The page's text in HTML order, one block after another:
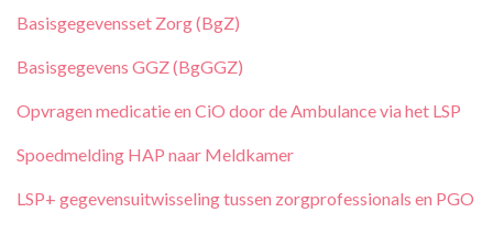
Basisgegevensset Zorg (BgZ)
Basisgegevens GGZ (BgGGZ)
Opvragen medicatie en CiO door de Ambulance via het LSP
Spoedmelding HAP naar Meldkamer
LSP+ gegevensuitwisseling tussen zorgprofessionals en PGO